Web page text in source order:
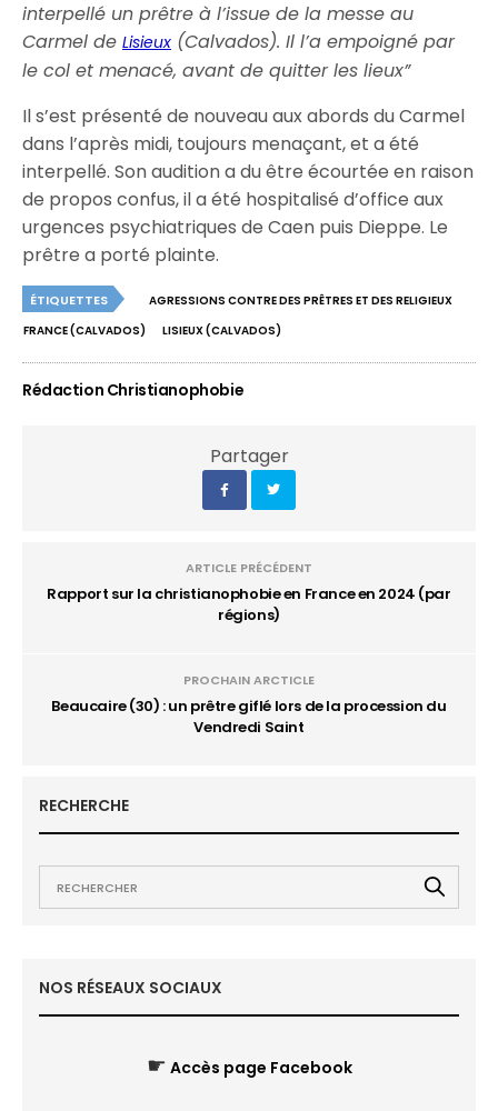
interpellé un prêtre à l’issue de la messe au
Carmel deLisieux (Calvados). Il l’a empoigné par
le col et menacé, avant de quitter les lieux”
Il s’est présenté de nouveau aux abords du Carmel
dans l’après midi, toujours menaçant, et a été
interpellé. Son audition a du être écourtée en raison
de propos confus, il a été hospitalisé d’office aux
urgences psychiatriques de Caen puis Dieppe. Le
prêtre a porté plainte.
ÉTIQUETTES
AGRESSIONS CONTRE DES PRÊTRES ET DES RELIGIEUX
FRANCE (CALVADOS)
LISIEUX (CALVADOS)
Rédaction Christianophobie
Partager
ARTICLE PRÉCÉDENT
Rapport sur la christianophobie en France en 2024 (par
régions)
PROCHAIN ARCTICLE
Beaucaire (30) : un prêtre giflé lors de la procession du
Vendredi Saint
RECHERCHE
NOS RÉSEAUX SOCIAUX
☛ Accès page Facebook